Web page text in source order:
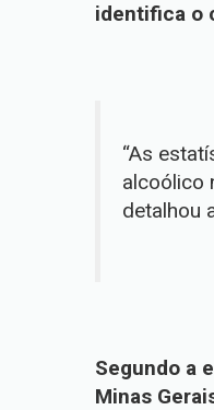
identifica o
“As
alcoólico
detalhou
Segundo a
Minas